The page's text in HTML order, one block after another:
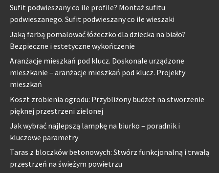
Sufit podwieszany co ile profile? Montaż sufitu
podwieszanego. Sufit podwieszany co ile wieszaki
Jaką farbą pomalować łóżeczko dla dziecka na biało?
Bezpieczne i estetyczne wykończenie
Aranżacje mieszkań pod klucz. Doskonale urządzone
mieszkanie – aranżacje mieszkań pod klucz. Projekty
mieszkań
Koszt zrobienia ogrodu: Przybliżony budżet na stworzenie
pięknej przestrzeni zielonej
Jak wybrać najlepszą lampkę na biurko – poradnik i
kluczowe parametry
Taras z bloczków betonowych: Stwórz funkcjonalną i trwałą
przestrzeń na świeżym powietrzu